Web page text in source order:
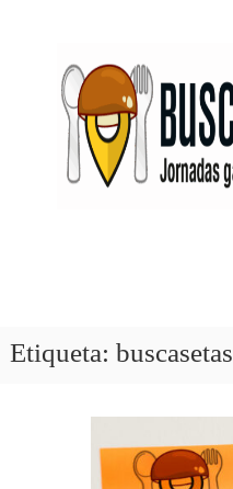
las
Buscasetas
Etiqueta: buscasetas